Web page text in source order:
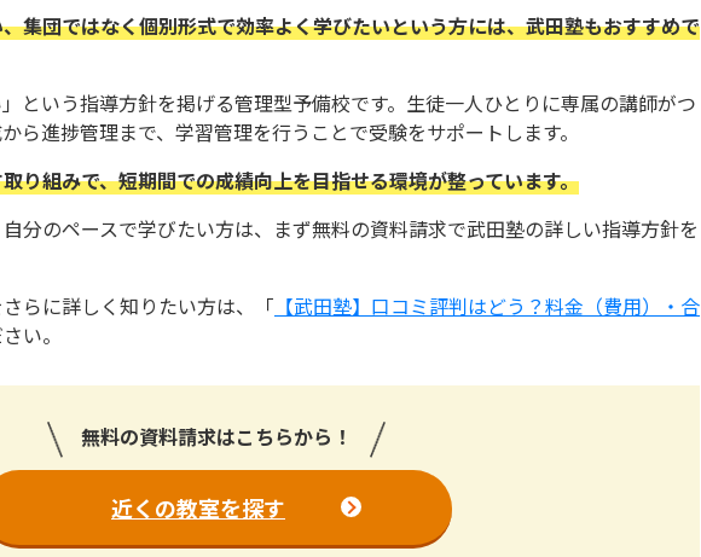
集団ではなく個別形式で効率よく学びたいという方には、武田塾もおすすめで
という指導方針を掲げる管理型予備校です。生徒一人ひとりに専属の講師がつ
ら進捗管理まで、学習管理を行うことで受験をサポートします。
り組みで、短期間での成績向上を目指せる環境が整っています。
分のペースで学びたい方は、まず無料の資料請求で武田塾の詳しい指導方針を
らに詳しく知りたい方は、「 【武田塾】口コミ評判はどう？料金（費用）・合
い。
無料の資料請求はこちらから！
近くの教室を探す